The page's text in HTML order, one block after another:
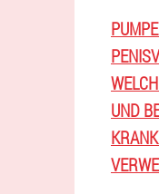
ND BEI